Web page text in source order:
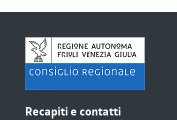
Recapiti e contatti